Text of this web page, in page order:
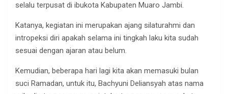
selalu terpusat di ibukota Kabupaten Muaro Jambi.
Katanya, kegiatan ini merupakan ajang silaturahmi dan
intropeksi diri apakah selama ini tingkah laku kita sudah
sesuai dengan ajaran atau belum.
Kemudian, beberapa hari lagi kita akan memasuki bulan
suci Ramadan, untuk itu, Bachyuni Deliansyah atas nama